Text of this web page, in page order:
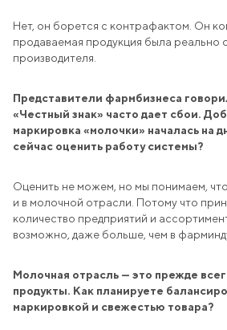
Нет, он борется с контрафактом. Он
продаваемая продукция была реально
производителя.
Представители фармбизнеса
«Честный знак» часто дает сбои.
маркировка «молочки» началась на
сейчас оценить работу системы?
Оценить не можем, но мы понимаем,
и в молочной отрасли. Потому что
количество предприятий и
возможно, даже больше, чем в
Молочная отрасль — это прежде
продукты. Как планируете
маркировкой и свежестью товара?